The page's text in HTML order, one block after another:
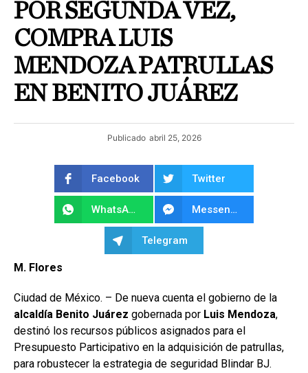
POR SEGUNDA VEZ,
COMPRA LUIS
MENDOZA PATRULLAS
EN BENITO JUÁREZ
Publicado abril 25, 2026
Facebook Twitter
WhatsApp Messenger
Telegram
M. Flores
Ciudad de México. – De nueva cuenta el gobierno de la
alcaldía Benito Juárez gobernada por Luis Mendoza,
destinó los recursos públicos asignados para el
Presupuesto Participativo en la adquisición de patrullas,
para robustecer la estrategia de seguridad Blindar BJ.